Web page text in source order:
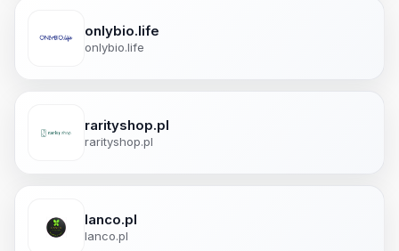
onlybio.life
onlybio.life
rarityshop.pl
rarityshop.pl
lanco.pl
lanco.pl